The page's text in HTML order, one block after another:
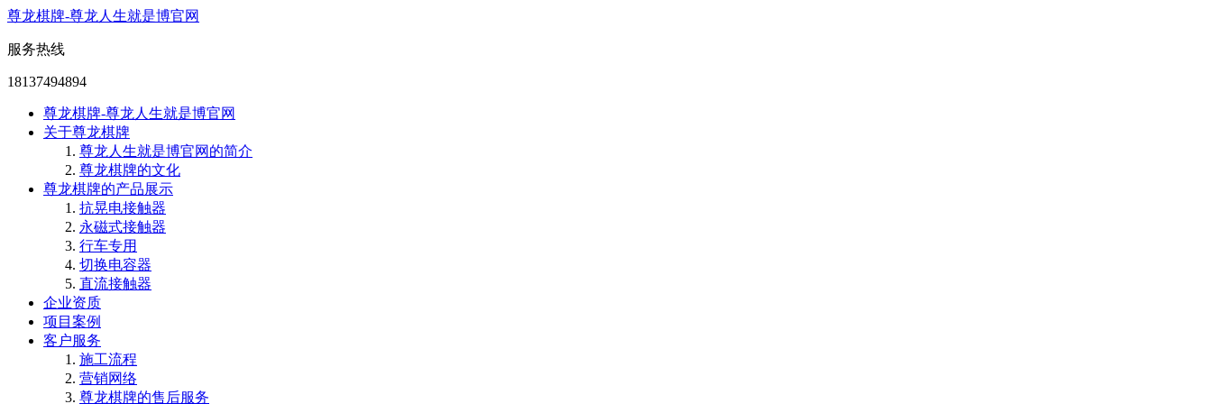
尊龙棋牌-尊龙人生就是博官网
服务热线
18137494894
尊龙棋牌-尊龙人生就是博官网
关于尊龙棋牌
尊龙人生就是博官网的简介
尊龙棋牌的文化
尊龙棋牌的产品展示
抗晃电接触器
永磁式接触器
行车专用
切换电容器
直流接触器
企业资质
项目案例
客户服务
施工流程
营销网络
尊龙棋牌的售后服务